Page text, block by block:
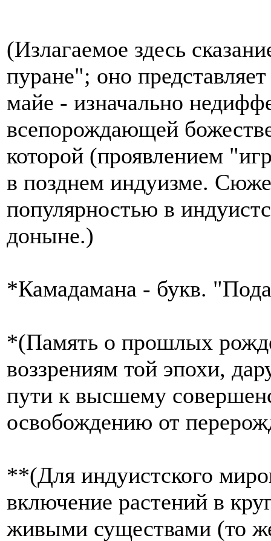
(Излагаемое здесь
пуране"; оно
майе - изначально
всепорождающей
которой (проявлением
в позднем индуизме.
популярностью в
доныне.)
*Камадамана - букв.
*(Память о прошлых
воззрениям той эпохи,
пути к высшему
освобождению от
**(Для индуистского
включение растений в
живыми существами (то